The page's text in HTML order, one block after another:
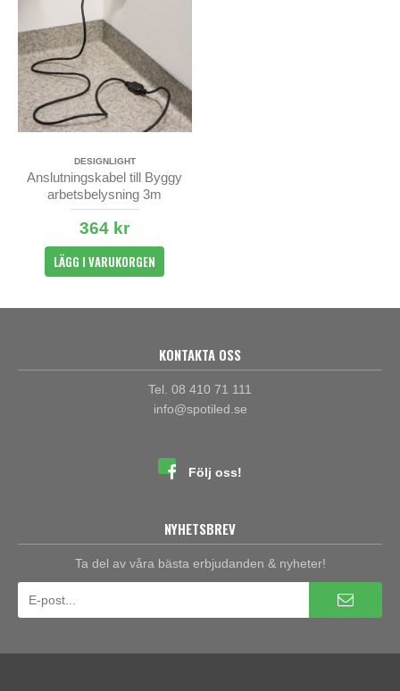
DESIGNLIGHT
Anslutningskabel till Byggy
arbetsbelysning 3m
364 kr
LÄGG I VARUKORGEN
KONTAKTA OSS
Tel. 08 410 71 111
info@spotiled.se
Följ oss!
NYHETSBREV
Ta del av våra bästa erbjudanden & nyheter!